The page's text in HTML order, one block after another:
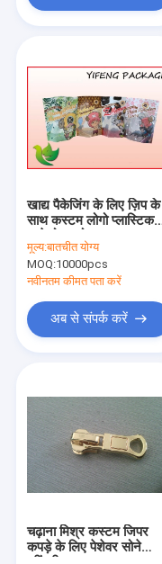
एक उद्धरण की विनती करे
महिलाओं के लिए कपड़े बेल्ट
कस्टम कपड़े बटन
पहनावा आकृति
फीता ट्रिम कपड़े
सजावटी फीता ट्रिम
स्फटिक गर्मी हस्तांतरण
बुना लचीला बद्धी
कृत्रिम फूल corsage
खाद्य पैकेजिंग के लिए ज़िप के
साथ कस्टम लोगो प्लास्टिक
मूल्य:बातचीत योग्य
MOQ:10000pcs
नवीनतम कीमत पता करें
अब से संपर्क करें
चढ़ाना मिश्र कस्टम जिपर
कपड़े के लिए पेशेवर सोने